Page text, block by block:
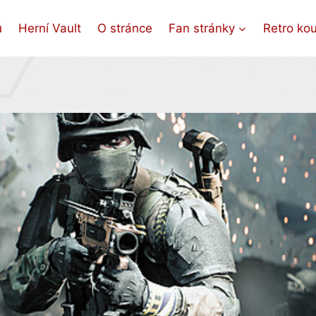
Herní Vault O stránce Fan stránky Retro